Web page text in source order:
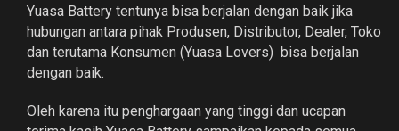
Yuasa Battery tentunya bisa berjalan dengan baik jika
hubungan antara pihak Produsen, Distributor, Dealer, Toko
dan terutama Konsumen (Yuasa Lovers) bisa berjalan
dengan baik.
Oleh karena itu penghargaan yang tinggi dan ucapan